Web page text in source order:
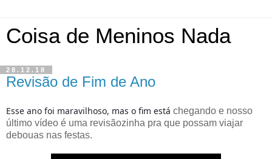
Coisa de Meninos Nada
28.12.18
Revisão de Fim de Ano
Esse ano foi maravilhoso, mas o fim está chegando e nosso
último vídeo é uma revisãozinha pra que possam viajar
debouas nas festas.